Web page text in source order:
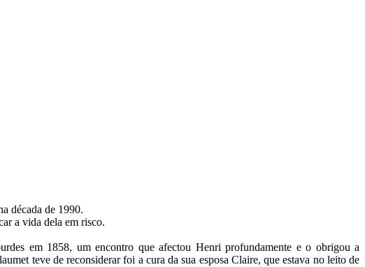
década de 1990.
a vida dela em risco.
em 1858, um encontro que afectou Henri profundamente e o obrigou a
teve de reconsiderar foi a cura da sua esposa Claire, que estava no leito de